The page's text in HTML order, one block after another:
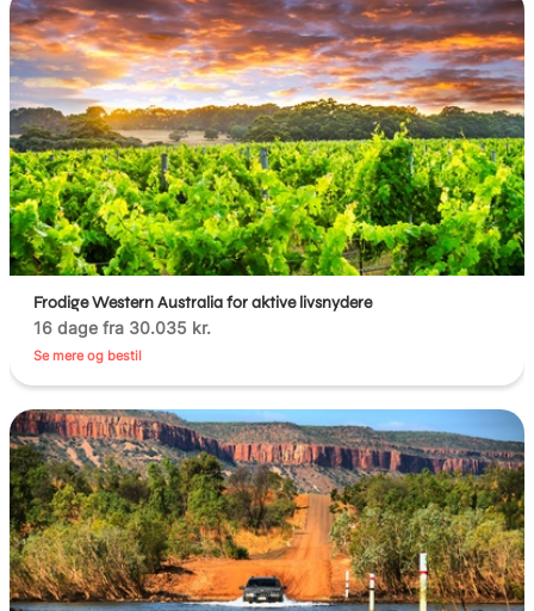
Frodige Western Australia for aktive livsnydere
16 dage fra 30.035 kr.
Se mere og bestil